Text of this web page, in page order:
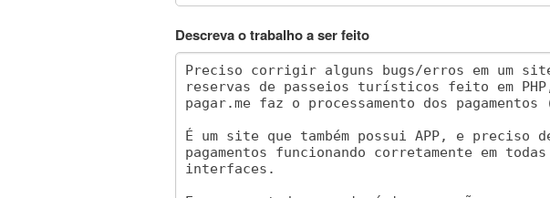
Descreva o trabalho a ser feito